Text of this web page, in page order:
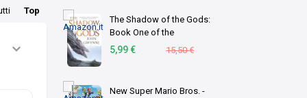
The Shadow of the Gods:
Book One of the
Bloodsworn Saga (English
5,99 € 15,50 €
New Super Mario Bros. -
Top